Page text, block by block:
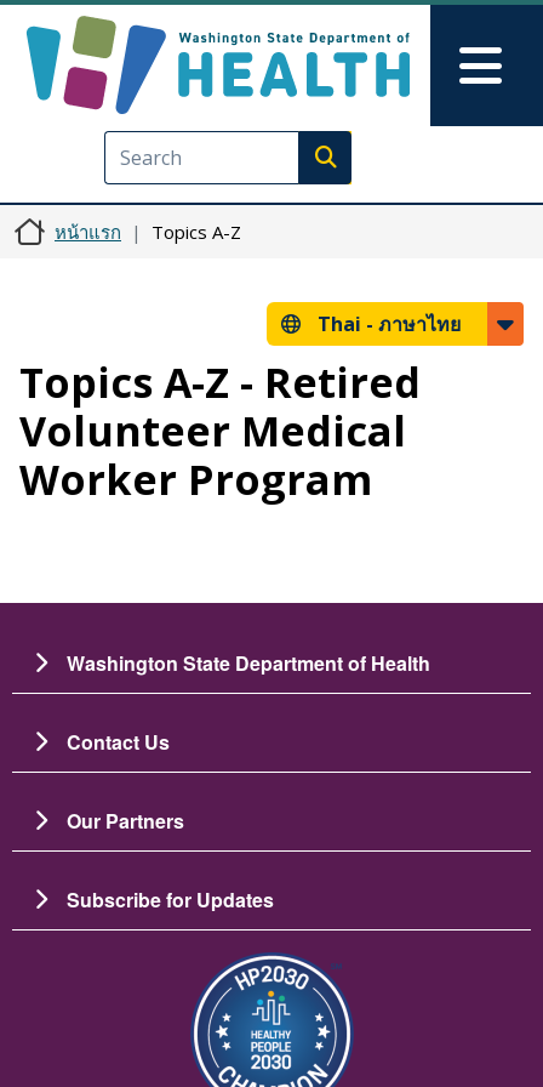
Execute search
หน้าแรก Topics A-Z
Thai - ภาษาไทย
Topics A-Z - Retired
Volunteer Medical
Worker Program
Washington State Department of Health
Contact Us
Our Partners
Subscribe for Updates
Image